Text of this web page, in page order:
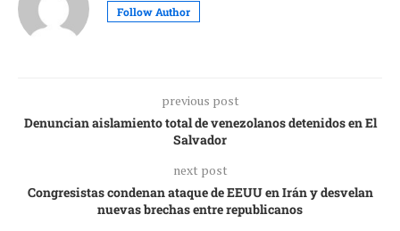
Follow Author
previous post
Denuncian aislamiento total de venezolanos detenidos en El
Salvador
next post
Congresistas condenan ataque de EEUU en Irán y desvelan
nuevas brechas entre republicanos